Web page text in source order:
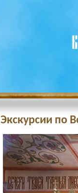
Экскурсии по